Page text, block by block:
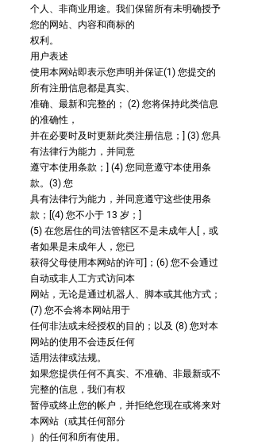
个人、非商业用途。我们保留所有未明确授予
您的网站、内容和商标的
权利。
用户表述
使用本网站即表示您声明并保证(1) 您提交的
所有注册信息都是真实、
准确、最新和完整的； (2) 您将保持此类信息
的准确性，
并在必要时及时更新此类注册信息；] (3) 您具
有法律行为能力，并同意
遵守本使用条款；] (4) 您同意遵守本使用条
款。(3) 您
具有法律行为能力，并同意遵守这些使用条
款；[(4) 您不小于 13 岁；]
(5) 在您居住的司法管辖区不是未成年人[，或
者如果是未成年人，您已
获得父母使用本网站的许可]；(6) 您不会通过
自动或非人工方式访问本
网站，无论是通过机器人、脚本或其他方式；
(7) 您不会将本网站用于
任何非法或未经授权的目的；以及 (8) 您对本
网站的使用不会违反任何
适用法律或法规。
如果您提供任何不真实、不准确、非最新或不
完整的信息，我们有权
暂停或终止您的帐户，并拒绝您现在或将来对
本网站（或其任何部分
）的任何和所有使用。